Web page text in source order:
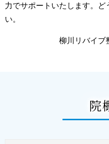
力でサポートいたします。ど
い。
柳川リバイブ
院